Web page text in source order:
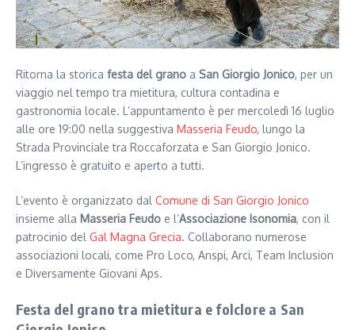
Ritorna la storica festa del grano a San Giorgio Jonico, per un
viaggio nel tempo tra mietitura, cultura contadina e
gastronomia locale. L’appuntamento è per mercoledì 16 luglio
alle ore 19:00 nella suggestiva Masseria Feudo, lungo la
Strada Provinciale tra Roccaforzata e San Giorgio Jonico.
L’ingresso è gratuito e aperto a tutti.
L’evento è organizzato dal Comune di San Giorgio Jonico
insieme alla Masseria Feudo e l’Associazione Isonomia, con il
patrocinio del Gal Magna Grecia. Collaborano numerose
associazioni locali, come Pro Loco, Anspi, Arci, Team Inclusion
e Diversamente Giovani Aps.
Festa del grano tra mietitura e folclore a San